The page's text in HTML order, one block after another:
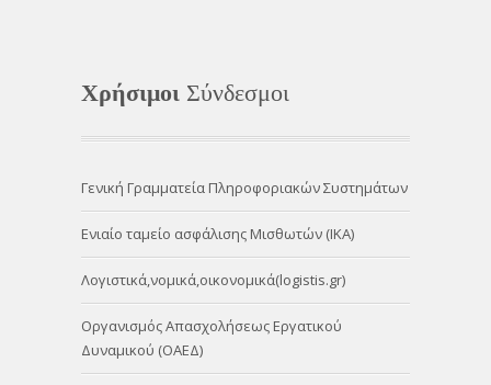
Χρήσιμοι Σύνδεσμοι
Γενική Γραμματεία Πληροφοριακών Συστημάτων
Ενιαίο ταμείο ασφάλισης Μισθωτών (ΙΚΑ)
Λογιστικά,νομικά,οικονομικά(logistis.gr)
Οργανισμός Απασχολήσεως Εργατικού
Δυναμικού (ΟΑΕΔ)